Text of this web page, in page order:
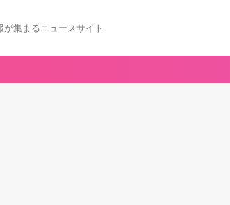
集まるニュースサイト